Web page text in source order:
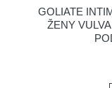
GOLIATE
ŽENY